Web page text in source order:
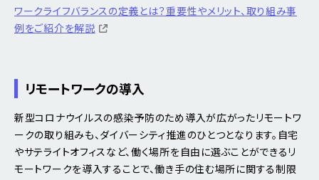
ワークライフバランスの定義とは？重要性やメリット、取り組み事
例をご紹介を解説
リモートワークの導入
新型コロナウイルスの感染予防のため導入が広がったリモートワ
ークの取り組みも、ダイバーシティ推進のひとつとなります。自宅
やサテライトオフィスなど、働く場所を自由に選ぶことができるリ
モートワークを導入することで、働き手の住む場所に関する制限